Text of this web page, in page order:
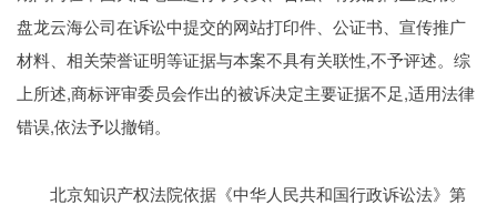
盘龙云海公司在诉讼中提交的网站打印件、公证书、宣传推广
材料、相关荣誉证明等证据与本案不具有关联性,不予评述。综
上所述,商标评审委员会作出的被诉决定主要证据不足,适用法律
错误,依法予以撤销。
北京知识产权法院依据《中华人民共和国行政诉讼法》第